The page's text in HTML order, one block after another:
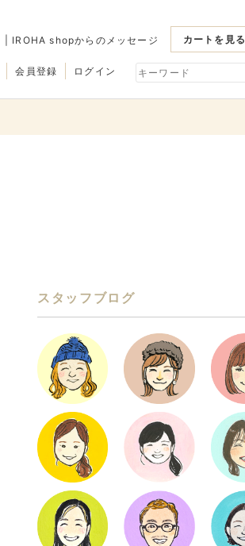
カートを見る
IROHA shopからのメッセージ
会員登録 ログイン
スタッフブログ